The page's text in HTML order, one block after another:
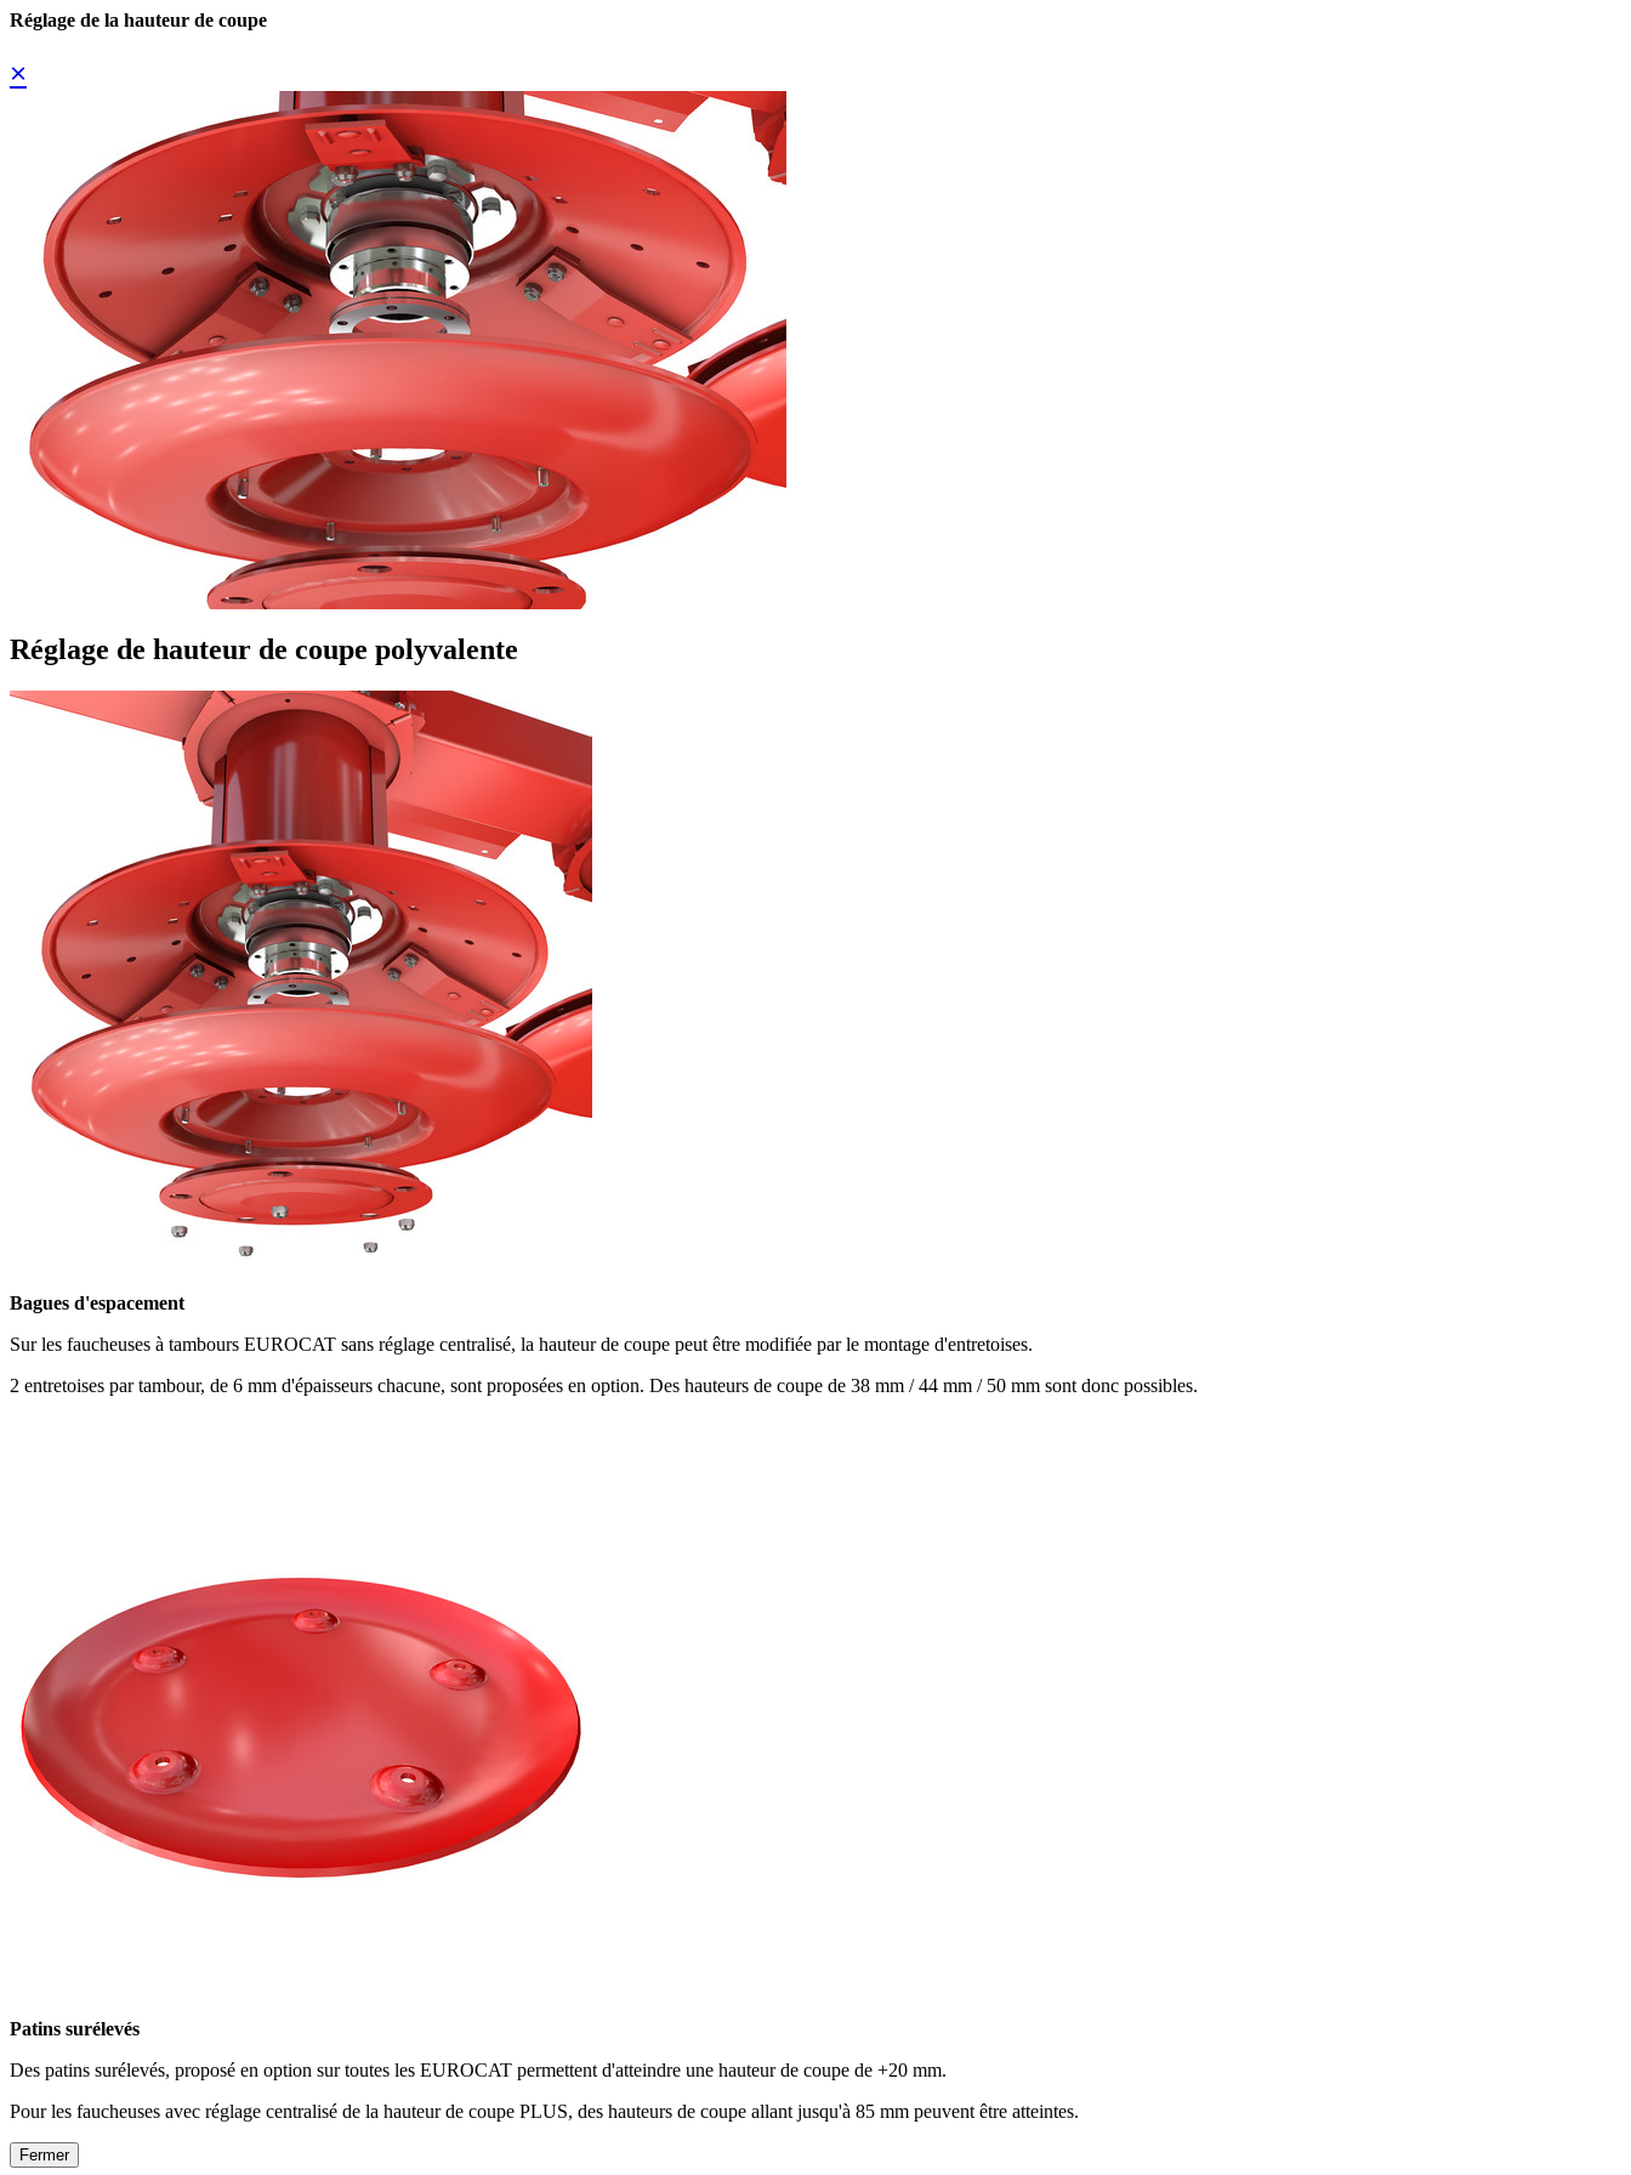
Réglage de la hauteur de coupe
×
Réglage de hauteur de coupe polyvalente
Bagues d'espacement
Sur les faucheuses à tambours EUROCAT sans réglage centralisé, la hauteur de coupe peut être modifiée par le montage d'entretoises.
2 entretoises par tambour, de 6 mm d'épaisseurs chacune, sont proposées en option. Des hauteurs de coupe de 38 mm /44 mm / 50 mm sont donc possibles.
Patins surélevés
Des patins surélevés, proposé en option sur toutes les EUROCAT permettent d'atteindre une hauteur de coupe de +20 mm.
Pour les faucheuses avec réglage centralisé de la hauteur de coupe PLUS, des hauteurs de coupe allant jusqu'à 85 mm peuvent être atteintes.
Fermer